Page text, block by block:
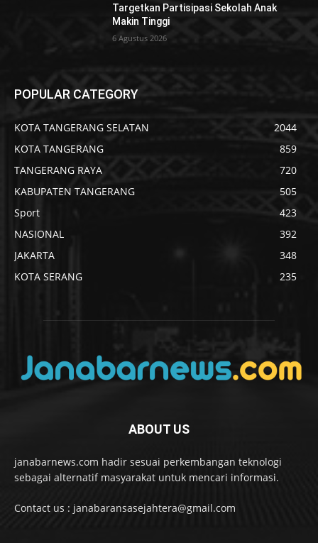
Targetkan Partisipasi Sekolah Anak
Makin Tinggi
6 Agustus 2026
POPULAR CATEGORY
KOTA TANGERANG SELATAN
2044
KOTA TANGERANG
859
TANGERANG RAYA
720
KABUPATEN TANGERANG
505
Sport
423
NASIONAL
392
JAKARTA
348
KOTA SERANG
235
ABOUT US
janabarnews.com hadir sesuai perkembangan teknologi
sebagai alternatif masyarakat untuk mencari informasi.
Contact us : janabaransasejahtera@gmail.com